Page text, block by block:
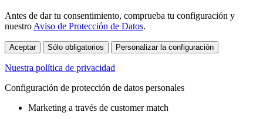
Antes de dar tu consentimiento, comprueba tu configuración y
nuestro Aviso de Protección de Datos.
Aceptar Sólo obligatorios Personalizar la configuración
Nuestra política de privacidad
Configuración de protección de datos personales
Marketing a través de customer match